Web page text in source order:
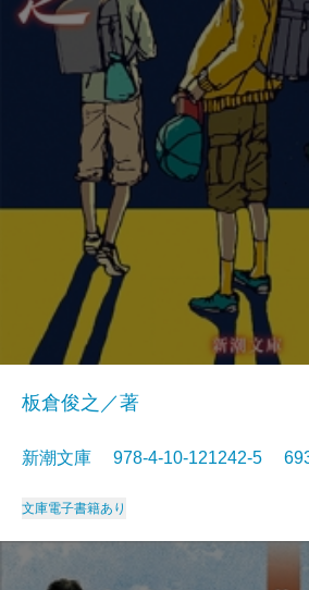
板倉俊之／著
新潮文庫 978-4-10-121242-5
文庫電子書籍あり